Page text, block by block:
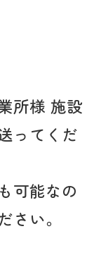
所様 施設
ってくだ
可能なの
い。